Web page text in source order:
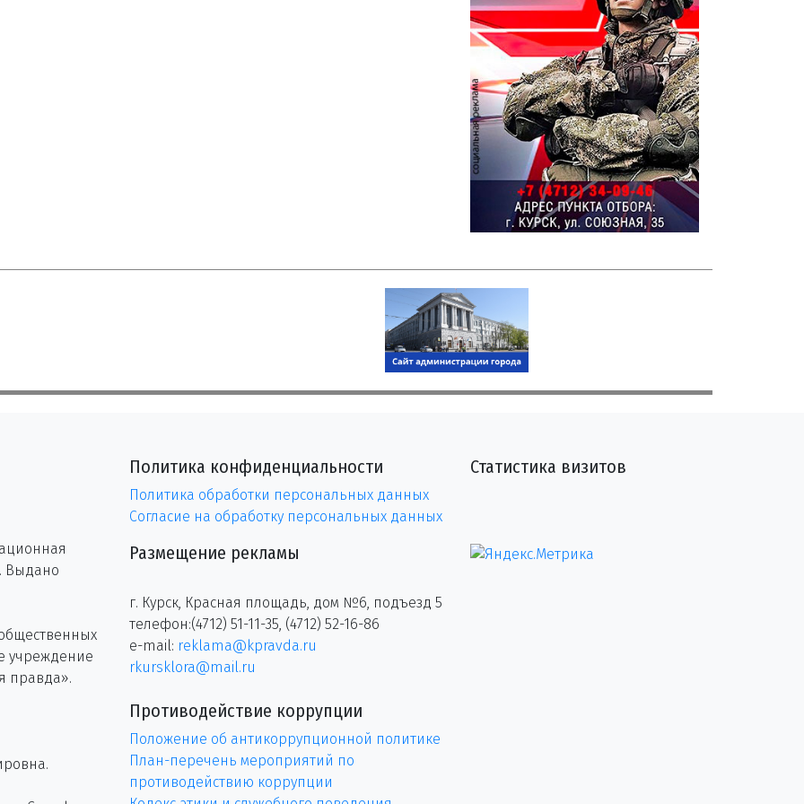
Выдано
учреждение
правда».
Политика конфиденциальности
Политика обработки персональных данных
Согласие на обработку персональных данных
Размещение рекламы
г. Курск, Красная площадь, дом №6, подъезд 5
телефон:(4712) 51-11-35, (4712) 52-16-86
e-mail: reklama@kpravda.ru
rkursklora@mail.ru
Противодействие коррупции
Положение об антикоррупционной политике
План-перечень мероприятий по
противодействию коррупции
Статистика визитов